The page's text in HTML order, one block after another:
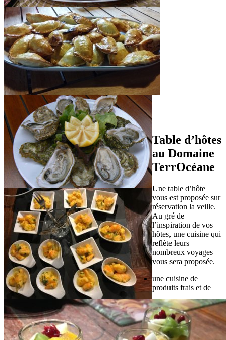
Table d’hôtes
au Domaine
TerrOcéane
Une table d’hôte
vous est proposée sur
réservation la veille.
Au gré de
l’inspiration de vos
hôtes, une cuisine qui
reflète leurs
nombreux voyages
vous sera proposée.
une cuisine de
produits frais et de